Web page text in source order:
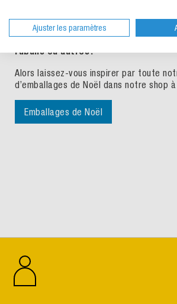
Avez-vous besoin d’autres
rubans ou autres?
Alors laissez-vous inspirer par toute
d’emballages de Noël dans notre shop
Emballages de Noël
Ajuster les paramètres